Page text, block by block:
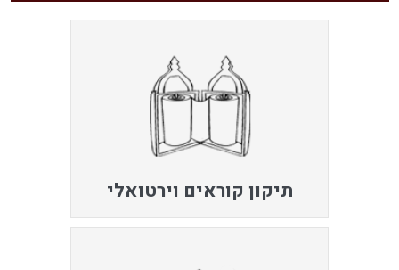
תיקון קוראים וירטואלי